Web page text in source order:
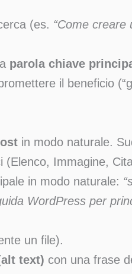
(es. “Come creare
parola chiave
il beneficio
in modo naturale.
(Elenco, Immagine,
in modo naturale:
WordPress per
un file).
text) con una frase